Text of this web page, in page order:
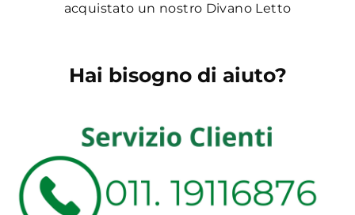
acquistato un nostro Divano Letto
Hai bisogno di aiuto?